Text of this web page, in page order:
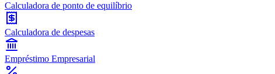
Calculadora de ponto de equilíbrio
Calculadora de despesas
Empréstimo Empresarial